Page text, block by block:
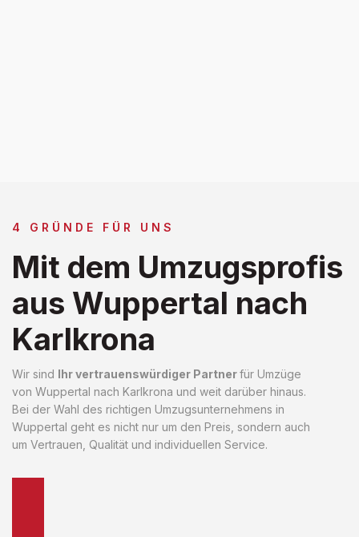
4 GRÜNDE FÜR UNS
Mit dem Umzugsprofis
aus Wuppertal nach
Karlkrona
Wir sind Ihr vertrauenswürdiger Partnerfür Umzüge
von Wuppertal nach Karlkrona und weit darüber hinaus.
Bei der Wahl des richtigen Umzugsunternehmens in
Wuppertal geht es nicht nur um den Preis, sondern auch
um Vertrauen, Qualität und individuellen Service.